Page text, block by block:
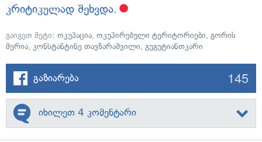
კრიტიკულად შეხვდა.
გაიგეთ მეტი: ოკუპაცია, ოკუპირებული ტერიტორიები, გორის
მერია, კონსტანტინე თავზარაშვილი, გუგუტიანთკარი
გაზიარება 145
იხილეთ 4 კომენტარი